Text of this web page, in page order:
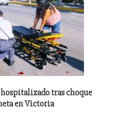
tras choque
en Victoria